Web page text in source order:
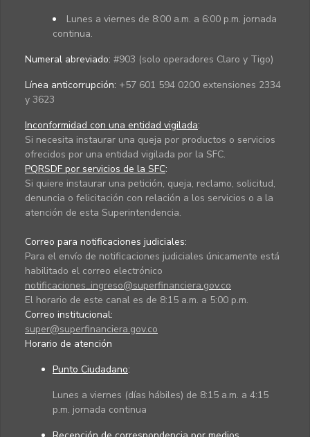
Lunes a viernes de 8:00 a.m. a 6:00 p.m. jornada
continua.
Numeral abreviado: #903 (solo operadores Claro y Tigo)
Línea anticorrupción: +57 601 594 0200 extensiones 2334
y 3623
Inconformidad con una entidad vigilada:
Si necesita instaurar una queja por productos o servicios
ofrecidos por una entidad vigilada por la SFC.
PQRSDF por servicios de la SFC:
Si quiere instaurar una petición, queja, reclamo, solicitud,
denuncia o felicitación con relación a los servicios o a la
atención de esta Superintendencia.
Correo para notificaciones judiciales:
Para el envío de notificaciones judiciales únicamente está
habilitado el correo electrónico
notificaciones_ingreso@superfinanciera.gov.co
El horario de este canal es de 8:15 a.m. a 5:00 p.m.
Correo institucional:
super@superfinanciera.gov.co
Horario de atención
Punto Ciudadano:
Lunes a viernes (días hábiles) de 8:15 a.m. a 4:15
p.m. jornada continua